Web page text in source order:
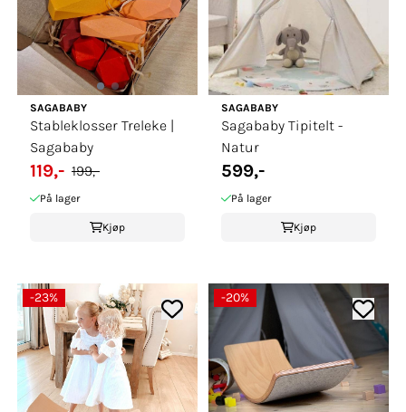
SAGABABY
Stableklosser Treleke |
Sagababy
119,- 199,-
På lager
Kjøp
SAGABABY
Sagababy Tipitelt -
Natur
599,-
På lager
Kjøp
-23% -20%